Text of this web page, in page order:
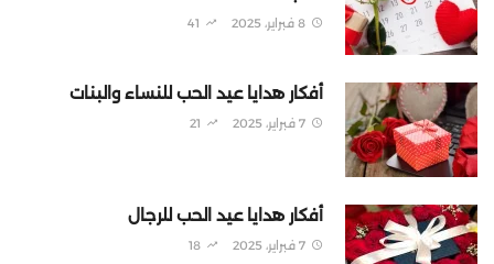
8 فبراير، 2025 41
أفكار هدايا عيد الحب للنساء والبنات
7 فبراير، 2025 21
أفكار هدايا عيد الحب للرجال
7 فبراير، 2025 18